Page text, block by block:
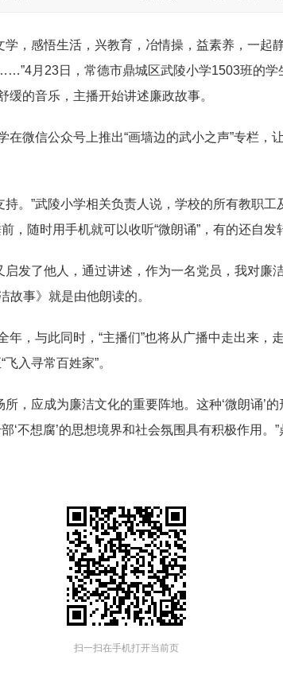
，感悟生活，兴教育，冶情操，益素养，一起
月23日，常德市鼎城区武陵小学1503班的
缓的音乐，主播开始讲述廉政故事。
在微信公众号上推出“画墙边的武小之声”专栏，
。”武陵小学相关负责人说，学校的所有教职
，随时用手机就可以收听“微朗诵”，有的还自发
发了他人，通过讲述，作为一名党员，我对廉
故事》就是由他朗读的。
年，与此同时，“主播们”也将从广播中走出来
入寻常百姓家”。
，应成为廉洁文化的重要阵地。这种‘微朗诵’
不想腐’的思想境界和社会氛围具有积极作用。
扫一扫在手机打开当前页